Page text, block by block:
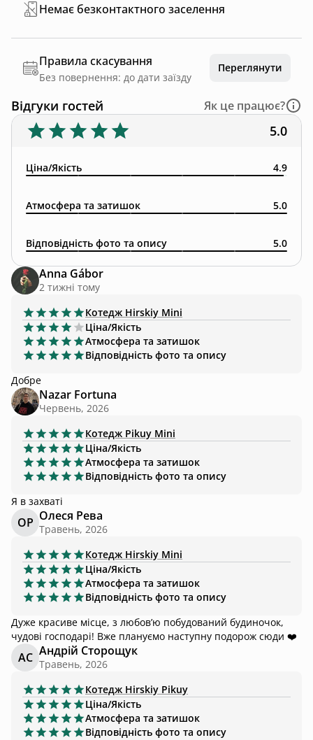
Немає безконтактного заселення
Правила скасування
Без повернення: до дати заїзду
Переглянути
Відгуки гостей Як це працює?
5.0
Ціна/Якість 4.9
Атмосфера та затишок 5.0
Відповідність фото та опису 5.0
Anna Gábor
2 тижні тому
Котедж Hirskiy Mini
Ціна/Якість
Атмосфера та затишок
Відповідність фото та опису
Добре
Nazar Fortuna
Червень, 2026
Котедж Pikuy Mini
Ціна/Якість
Атмосфера та затишок
Відповідність фото та опису
Я в захваті
ОР Олеся Рева
Травень, 2026
Котедж Hirskiy Mini
Ціна/Якість
Атмосфера та затишок
Відповідність фото та опису
Дуже красиве місце, з любовʼю побудований будиночок,
чудові господарі! Вже плануємо наступну подорож сюди ❤️
АС Андрій Сторощук
Травень, 2026
Котедж Hirskiy Pikuy
Ціна/Якість
Атмосфера та затишок
Відповідність фото та опису